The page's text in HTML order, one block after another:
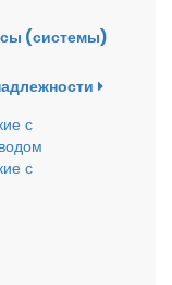
(системы)
с
с